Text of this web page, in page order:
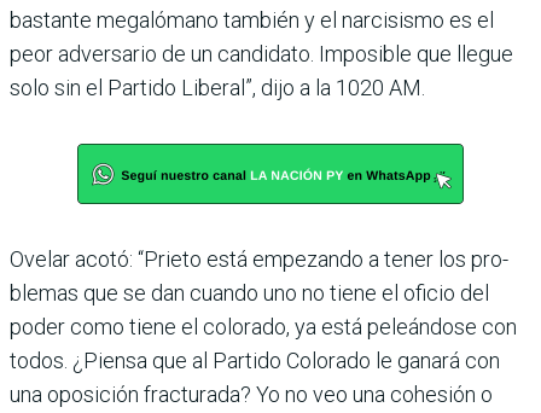
bastante megalómano también y el nar­cisismo es el
peor adversario de un candidato. Imposible que llegue
solo sin el Partido Libe­ral”, dijo a la 1020 AM.
Ovelar acotó: “Prieto está empezando a tener los pro­
blemas que se dan cuando uno no tiene el oficio del
poder como tiene el colorado, ya está peleándose con
todos. ¿Piensa que al Partido Colo­rado le ganará con
una opo­sición fracturada? Yo no veo una cohesión o